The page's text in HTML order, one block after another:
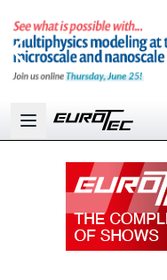
Open main menu